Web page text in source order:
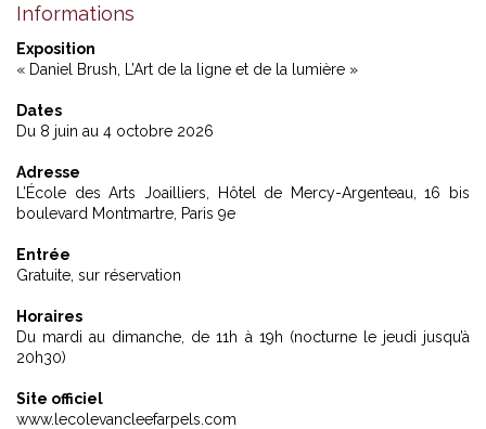
Informations
Exposition
« Daniel Brush, L’Art de la ligne et de la lumière »
Dates
Du 8 juin au 4 octobre 2026
Adresse
L’École des Arts Joailliers, Hôtel de Mercy-Argenteau, 16 bis
boulevard Montmartre, Paris 9e
Entrée
Gratuite, sur réservation
Horaires
Du mardi au dimanche, de 11h à 19h (nocturne le jeudi jusqu’à
20h30)
Site officiel
www.lecolevancleefarpels.com